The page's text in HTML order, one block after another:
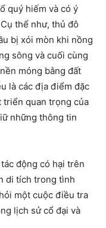
quý hiếm và có ý
thể như, thủ đô
bị xói mòn khi nồng
sông và cuối cùng
móng bằng đất
là các địa điểm đặc
triển quan trọng của
những thông tin
động có hại trên
di tích trong tình
một cuộc điều tra
lịch sử cổ đại và